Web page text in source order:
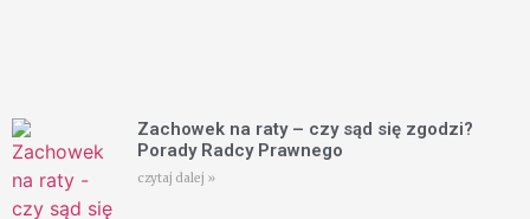
Zachowek na raty – czy sąd się zgodzi?
Porady Radcy Prawnego
czytaj dalej »